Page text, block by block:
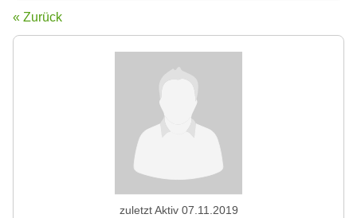
« Zurück
zuletzt Aktiv 07.11.2019